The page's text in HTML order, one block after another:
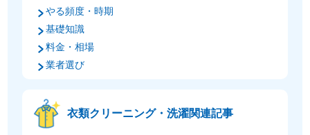
やる頻度・時期
基礎知識
料金・相場
業者選び
衣類クリーニング・洗濯関連記事